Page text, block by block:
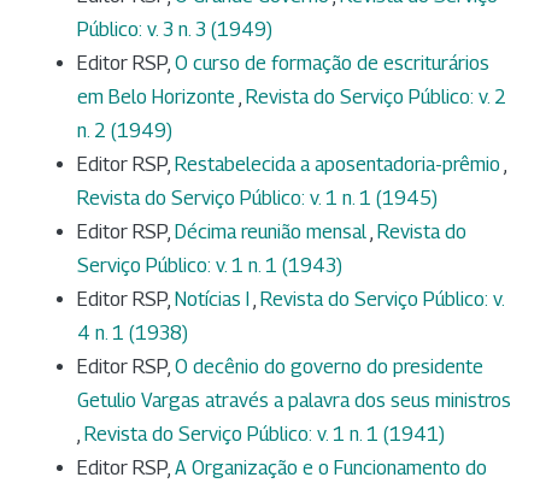
Público: v. 3 n. 3 (1949)
Editor RSP, O curso de formação de escriturários
em Belo Horizonte , Revista do Serviço Público: v. 2
n. 2 (1949)
Editor RSP, Restabelecida a aposentadoria-prêmio ,
Revista do Serviço Público: v. 1 n. 1 (1945)
Editor RSP, Décima reunião mensal, Revista do
Serviço Público: v. 1 n. 1 (1943)
Editor RSP, Notícias I , Revista do Serviço Público: v.
4 n. 1 (1938)
Editor RSP, O decênio do governo do presidente
Getulio Vargas através a palavra dos seus ministros
, Revista do Serviço Público: v. 1 n. 1 (1941)
Editor RSP, A Organização e o Funcionamento do